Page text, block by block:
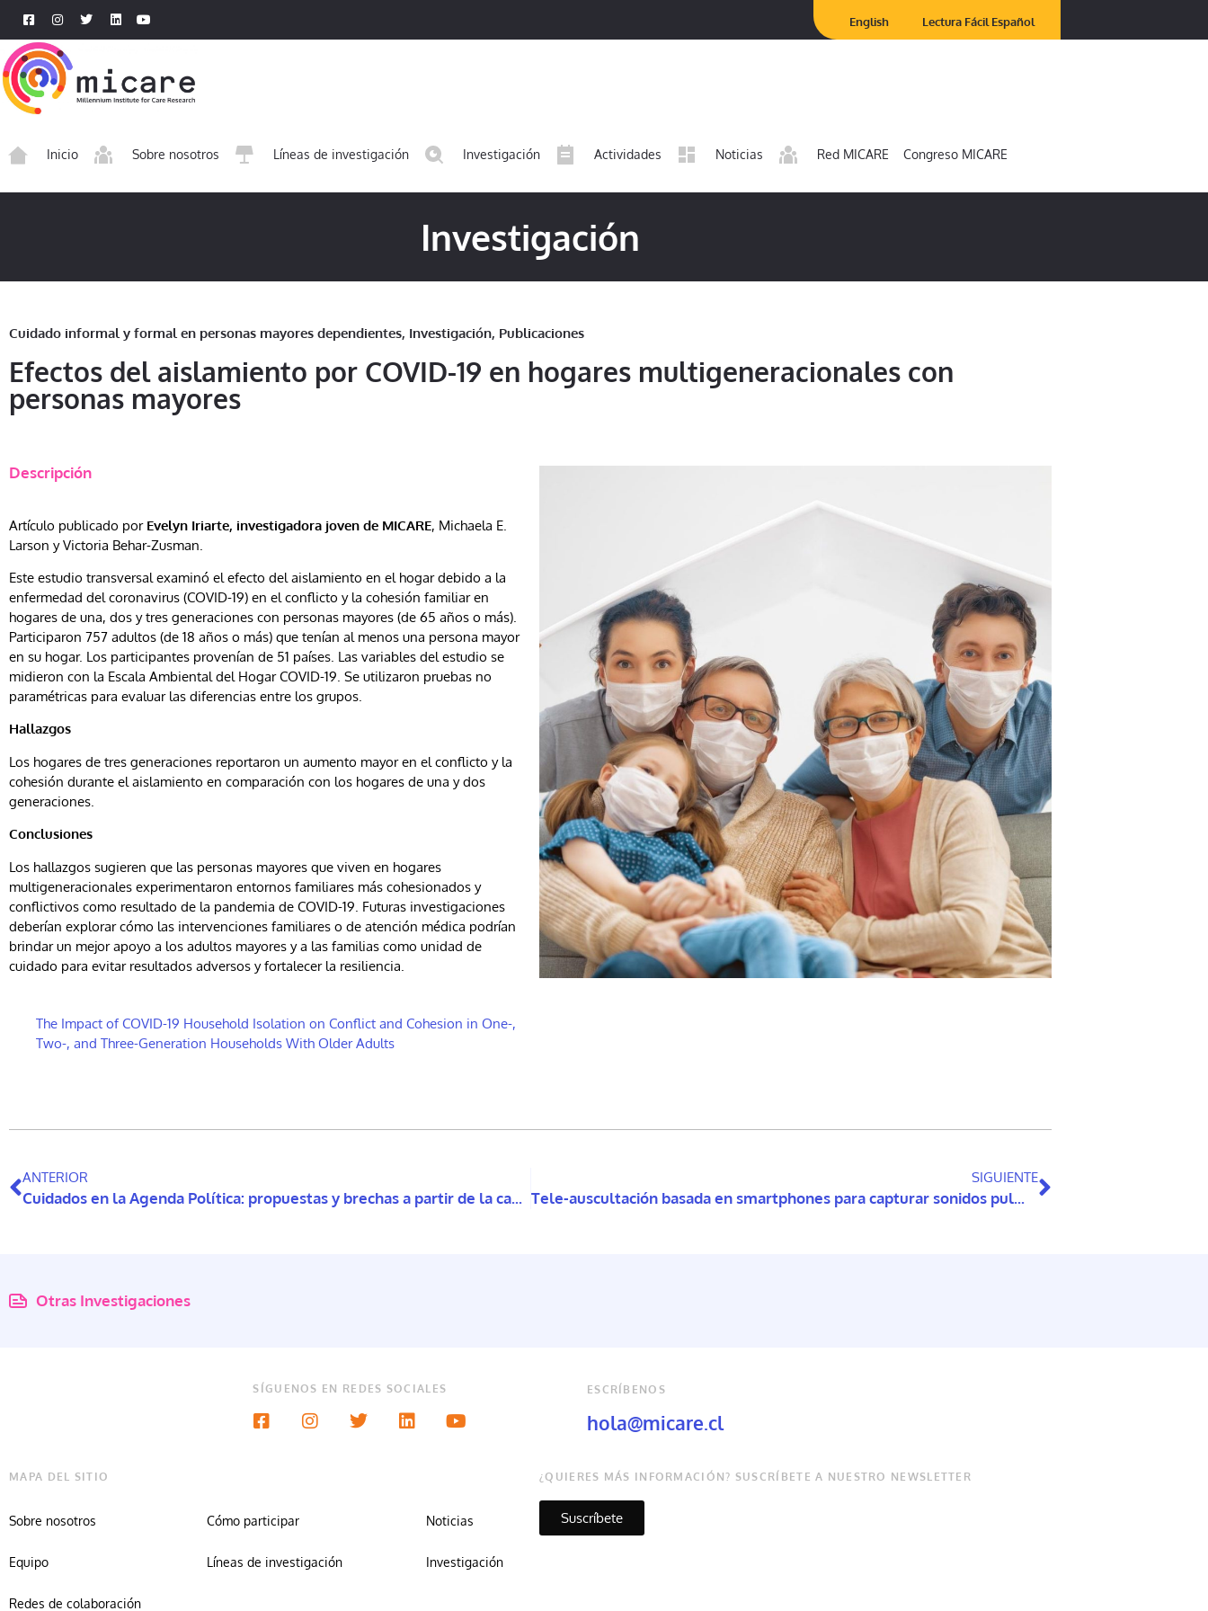
English Lectura Fácil Español
Inicio Sobre nosotros Líneas de investigación Investigación Actividades Noticias Red MICARE Congreso MICARE
Investigación
Cuidado informal y formal en personas mayores dependientes, Investigación, Publicaciones
Efectos del aislamiento por COVID-19 en hogares multigeneracionales con
personas mayores
Descripción
Artículo publicado por Evelyn Iriarte, investigadora joven de MICARE, Michaela E.
Larson y Victoria Behar-Zusman.
Este estudio transversal examinó el efecto del aislamiento en el hogar debido a la
enfermedad del coronavirus (COVID-19) en el conflicto y la cohesión familiar en
hogares de una, dos y tres generaciones con personas mayores (de 65 años o más).
Participaron 757 adultos (de 18 años o más) que tenían al menos una persona mayor
en su hogar. Los participantes provenían de 51 países. Las variables del estudio se
midieron con la Escala Ambiental del Hogar COVID-19. Se utilizaron pruebas no
paramétricas para evaluar las diferencias entre los grupos.
Hallazgos
Los hogares de tres generaciones reportaron un aumento mayor en el conflicto y la
cohesión durante el aislamiento en comparación con los hogares de una y dos
generaciones.
Conclusiones
Los hallazgos sugieren que las personas mayores que viven en hogares
multigeneracionales experimentaron entornos familiares más cohesionados y
conflictivos como resultado de la pandemia de COVID-19. Futuras investigaciones
deberían explorar cómo las intervenciones familiares o de atención médica podrían
brindar un mejor apoyo a los adultos mayores y a las familias como unidad de
cuidado para evitar resultados adversos y fortalecer la resiliencia.
The Impact of COVID-19 Household Isolation on Conflict and Cohesion in One-,
Two-, and Three-Generation Households With Older Adults
ANTERIOR
Cuidados en la Agenda Política: propuestas y brechas a partir de la campaña presidencial de 2021
SIGUIENTE
Tele-auscultación basada en smartphones para capturar sonidos pulmonares y cardíacos
Otras Investigaciones
SÍGUENOS EN REDES SOCIALES ESCRÍBENOS
hola@micare.cl
MAPA DEL SITIO
Sobre nosotros
Equipo
Redes de colaboración
Cómo participar
Líneas de investigación
Noticias
Investigación
¿QUIERES MÁS INFORMACIÓN? SUSCRÍBETE A NUESTRO NEWSLETTER
Suscríbete